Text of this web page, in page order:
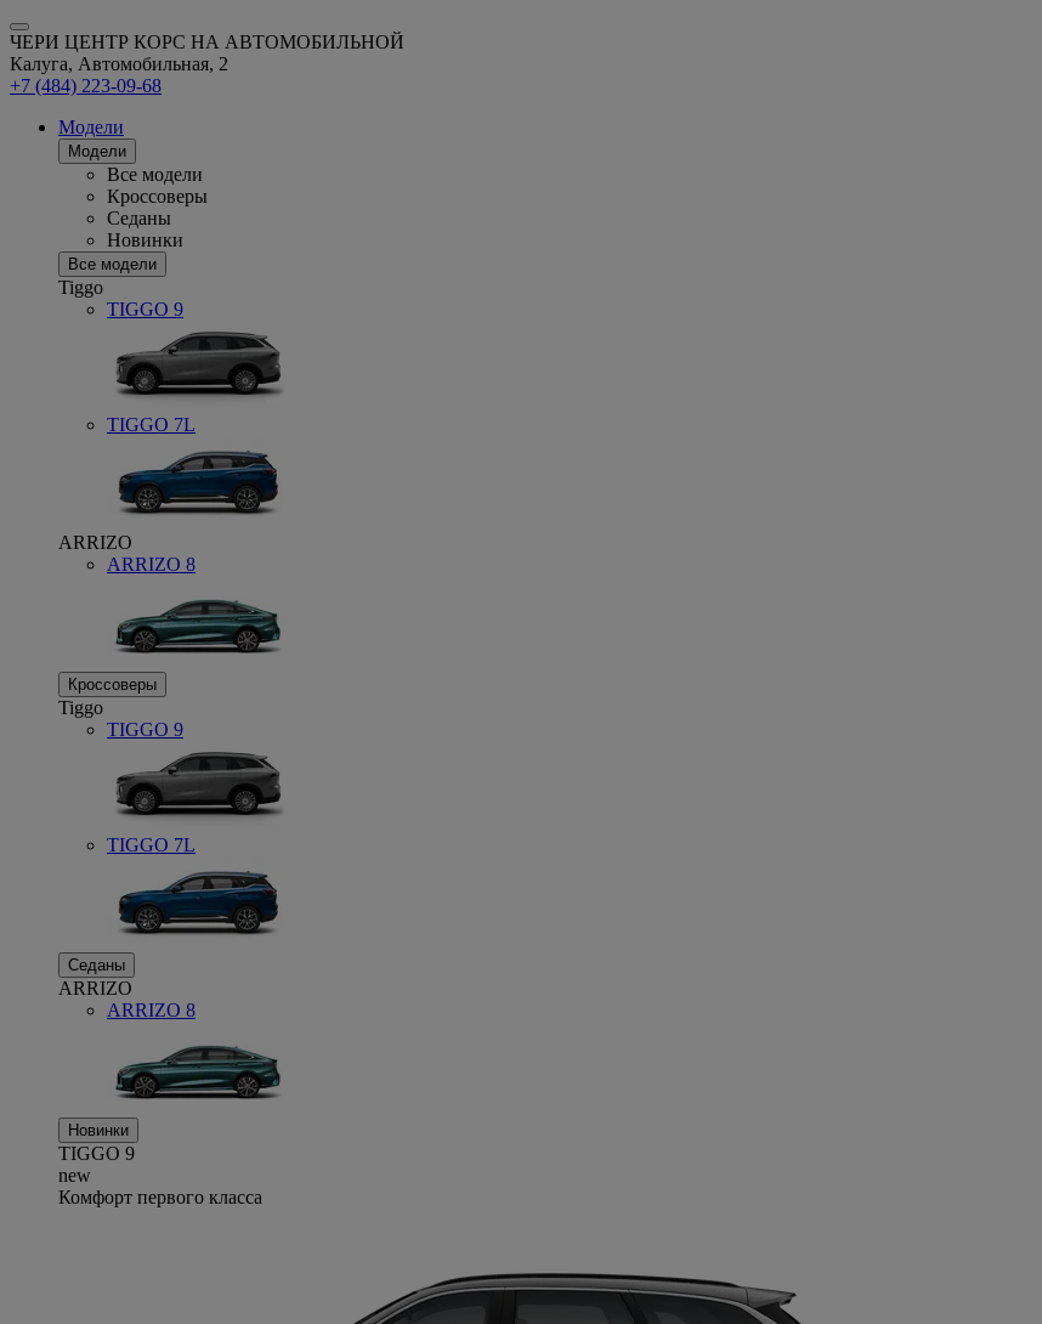
ЧЕРИ ЦЕНТР КОРС НА АВТОМОБИЛЬНОЙ
Калуга, Автомобильная, 2
+7 (484) 223-09-68
Модели
Модели
Все модели
Кроссоверы
Седаны
Новинки
Все модели
Tiggo
TIGGO 9
TIGGO 7L
ARRIZO
ARRIZO 8
Кроссоверы
Tiggo
TIGGO 9
TIGGO 7L
Седаны
ARRIZO
ARRIZO 8
Новинки
TIGGO 9
new
Комфорт первого класса